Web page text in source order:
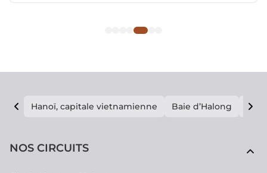
historiques emblématiques.
Hanoï, capitale vietnamienne Baie d’Halong E
NOS CIRCUITS